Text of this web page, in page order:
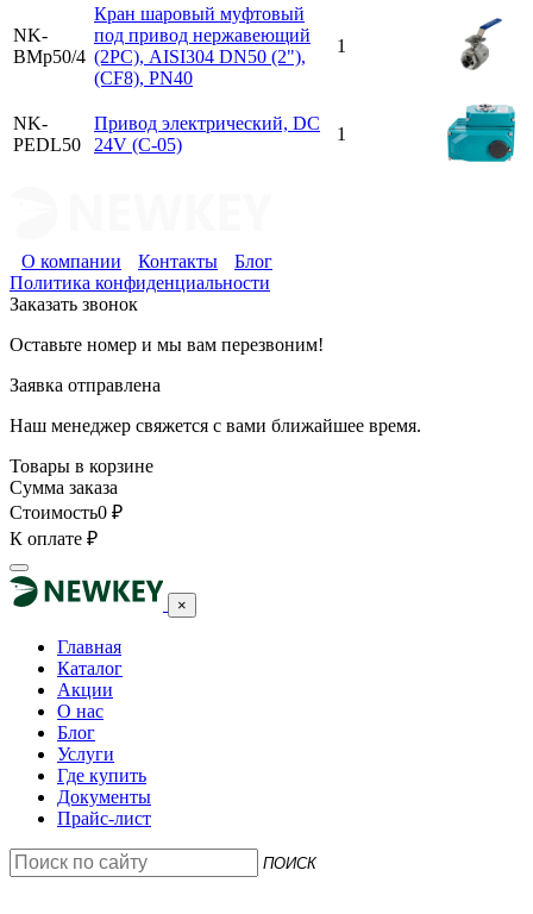
NK-
BMp50/4
Кран шаровый муфтовый
под привод нержавеющий
(2PC), AISI304 DN50 (2"),
(CF8), PN40
1
NK-
PEDL50
Привод электрический, DC
24V (C-05)
1
О компании Контакты
Блог
Политика конфиденциальности
Заказать звонок
Оставьте номер и мы вам перезвоним!
Заявка отправлена
Наш менеджер свяжется с вами ближайшее время.
Товары в корзине
Сумма заказа
Стоимость0 ₽
К оплате ₽
×
Главная
Каталог
Акции
О нас
Блог
Услуги
Где купить
Документы
Прайс-лист
ПОИСК